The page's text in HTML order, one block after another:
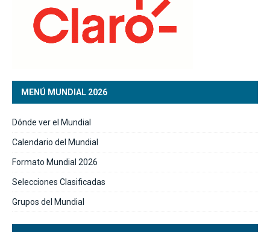
MENÚ MUNDIAL 2026
Dónde ver el Mundial
Calendario del Mundial
Formato Mundial 2026
Selecciones Clasificadas
Grupos del Mundial